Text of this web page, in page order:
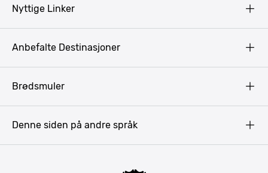
Nyttige Linker
Anbefalte Destinasjoner
Brødsmuler
Denne siden på andre språk